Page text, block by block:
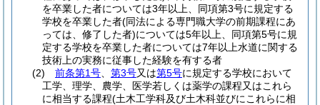
を卒業した者については3年以上、同項第3号に規定する
学校を卒業した者(同法による専門職大学の前期課程にあ
っては、修了した者)については5年以上、同項第5号に規
定する学校を卒業した者については7年以上水道に関する
技術上の実務に従事した経験を有する者
(2)
前条第1号 第3号又は第5号に規定する学校において
工学、理学、農学、医学若しくは薬学の課程又はこれら
に相当する課程(土木工学科及び土木科並びにこれらに相